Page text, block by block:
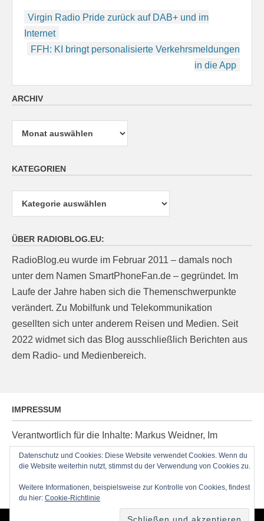
Beitragsnavigation
Virgin Radio Pride zurück auf DAB+ und im
Internet
FFH: KI bringt personalisierte Verkehrsmeldungen
in die App
ARCHIV
Archiv
KATEGORIEN
ÜBER RADIOBLOG.EU:
RadioBlog.eu wurde im Februar 2011 – damals noch
unter dem Namen SmartPhoneFan.de – gegründet. Im
Laufe der Jahre haben sich die Themenschwerpunkte
verändert. Zu Mobilfunk und Telekommunikation
gesellten sich unter anderem Reisen und Medien. Seit
2022 widmet sich das Blog ausschließlich Berichten aus
dem Radio- und Medienbereich.
IMPRESSUM
Verantwortlich für die Inhalte: Markus Weidner, Im
Ziegelacker 20, D-63599 Biebergemünd, E-Mail:
post@radioblog.eu
Technik und Administration: Thomas Michel
Datenschutz und Cookies: Diese Website verwendet Cookies. Wenn du
die Website weiterhin nutzt, stimmst du der Verwendung von Cookies zu.
Weitere Informationen, beispielsweise zur Kontrolle von Cookies, findest
du hier: Cookie-Richtlinie